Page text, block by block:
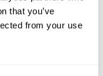
that you’ve
from your use